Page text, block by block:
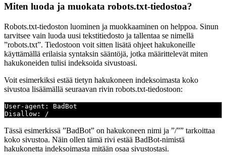
Miten luoda ja muokata robots.txt-tiedostoa?
Robots.txt-tiedoston luominen ja muokkaaminen on helppoa. Sinun
tarvitsee vain luoda uusi tekstitiedosto ja tallentaa se nimellä
”robots.txt”. Tiedostoon voit sitten lisätä ohjeet hakukoneille
käyttämällä erilaisia syntaksin sääntöjä, jotka määrittelevät miten
hakukoneiden tulisi indeksoida sivustoasi.
Voit esimerkiksi estää tietyn hakukoneen indeksoimasta koko
sivustoa lisäämällä seuraavan rivin robots.txt-tiedostoon:
User-agent: BadBot
Disallow: /
Tässä esimerkissä ”BadBot” on hakukoneen nimi ja ”/”” tarkoittaa
koko sivustoa. Näin ollen tämä rivi estää BadBot-nimistä
hakukonetta indeksoimasta mitään osaa sivustostasi.